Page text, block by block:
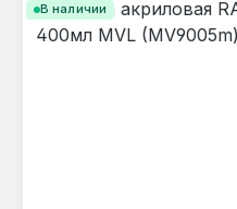
В наличии